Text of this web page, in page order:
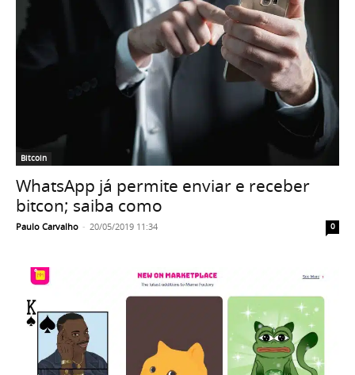
Bitcoin
WhatsApp já permite enviar e receber
bitcon; saiba como
Paulo Carvalho - 20/05/2019 11:34 0